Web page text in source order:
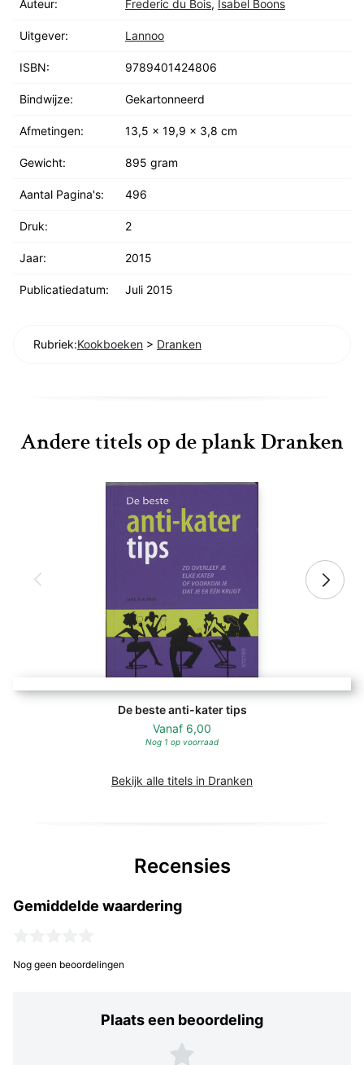
Auteur: Frederic du Bois, Isabel Boons
Uitgever: Lannoo
ISBN: 9789401424806
Bindwijze: Gekartonneerd
Afmetingen: 13,5 x 19,9 x 3,8 cm
Gewicht: 895 gram
Aantal Pagina's: 496
Druk: 2
Jaar: 2015
Publicatiedatum: Juli 2015
Rubriek:Kookboeken > Dranken
Andere titels op de plank Dranken
De beste anti-kater tips
Vanaf 6,00
Nog 1 op voorraad
Bekijk alle titels in Dranken
Recensies
Gemiddelde waardering
Nog geen beoordelingen
Plaats een beoordeling
Plaats een beoordeling
5 sterren